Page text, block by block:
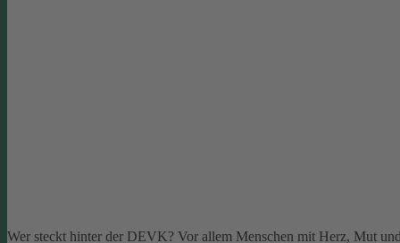
Wer steckt hinter der DEVK? Vor allem Menschen mit Herz, Mut